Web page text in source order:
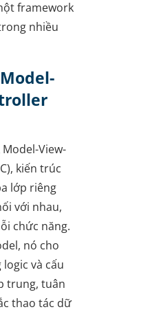
framework
nhiều
View-
kiến trúc
lớp riêng
với nhau,
chức năng.
nó cho
và cấu
trung, tuân
thao tác dữ